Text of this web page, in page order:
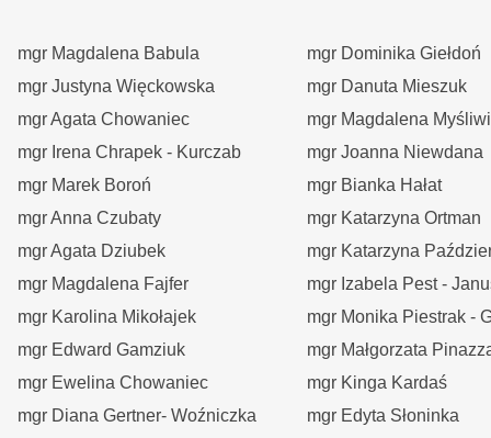
mgr Magdalena Babula
mgr Dominika Giełdoń
mgr Justyna Więckowska
mgr Danuta Mieszuk
mgr Agata Chowaniec
mgr Magdalena
mgr Irena Chrapek - Kurczab
mgr Joanna Niewdana
mgr Marek Boroń
mgr Bianka Hałat
mgr Anna Czubaty
mgr Katarzyna Ortman
mgr Agata Dziubek
mgr Katarzyna
mgr Magdalena Fajfer
mgr Izabela Pest -
mgr Karolina Mikołajek
mgr Monika Piestrak -
mgr Edward Gamziuk
mgr Małgorzata
mgr Ewelina Chowaniec
mgr Kinga Kardaś
mgr Diana Gertner- Woźniczka
mgr Edyta Słoninka